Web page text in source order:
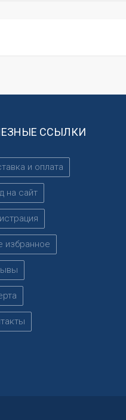
ССЫЛКИ
и оплата
на сайт
избранное